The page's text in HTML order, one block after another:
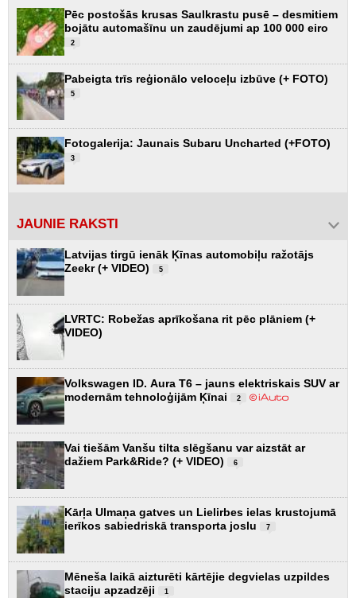
Pēc postošās krusas Saulkrastu pusē – desmitiem
bojātu automašīnu un zaudējumi ap 100 000 eiro
2
Pabeigta trīs reģionālo veloceļu izbūve (+ FOTO)
5
Fotogalerija: Jaunais Subaru Uncharted (+FOTO)
3
JAUNIE RAKSTI
Latvijas tirgū ienāk Ķīnas automobiļu ražotājs
Zeekr (+ VIDEO)
5
LVRTC: Robežas aprīkošana rit pēc plāniem (+
VIDEO)
Volkswagen ID. Aura T6 – jauns elektriskais SUV ar
modernām tehnoloģijām Ķīnai
2
Vai tiešām Vanšu tilta slēgšanu var aizstāt ar
dažiem Park&Ride? (+ VIDEO)
6
Kārļa Ulmaņa gatves un Lielirbes ielas krustojumā
ierīkos sabiedriskā transporta joslu
7
Mēneša laikā aizturēti kārtējie degvielas uzpildes
staciju apzadzēji
1